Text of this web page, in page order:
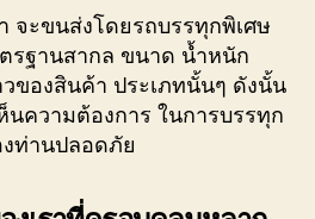
จะขนส่งโดยรถบรรทุกพิเศษ
รฐานสากล ขนาด น้ำหนัก
ของสินค้า ประเภทนั้นๆ ดังนั้น
นความต้องการ ในการบรรทุก
ท่านปลอดภัย